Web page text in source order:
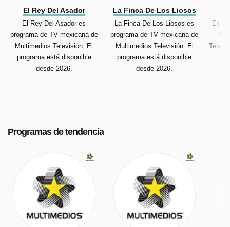
El Rey Del Asador
El Rey Del Asador es
programa de TV mexicana de
Multimedios Televisión. El
programa está disponible
desde 2026.
La Finca De Los Liosos
La Finca De Los Liosos es
programa de TV mexicana de
Multimedios Televisión. El
programa está disponible
desde 2026.
Es
Programas de tendencia